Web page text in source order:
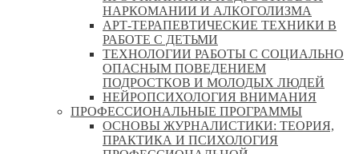
НАРКОМАНИИ И АЛКОГОЛИЗМА
АРТ-ТЕРАПЕВТИЧЕСКИЕ ТЕХНИКИ В
РАБОТЕ С ДЕТЬМИ
ТЕХНОЛОГИИ РАБОТЫ С СОЦИАЛЬНО
ОПАСНЫМ ПОВЕДЕНИЕМ
ПОДРОСТКОВ И МОЛОДЫХ ЛЮДЕЙ
НЕЙРОПСИХОЛОГИЯ ВНИМАНИЯ
ПРОФЕССИОНАЛЬНЫЕ ПРОГРАММЫ
ОСНОВЫ ЖУРНАЛИСТИКИ: ТЕОРИЯ,
ПРАКТИКА И ПСИХОЛОГИЯ